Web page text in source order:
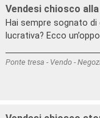
Vendesi chiosco
Hai sempre sognato di
lucrativa? Ecco
Ponte tresa - Vendo -